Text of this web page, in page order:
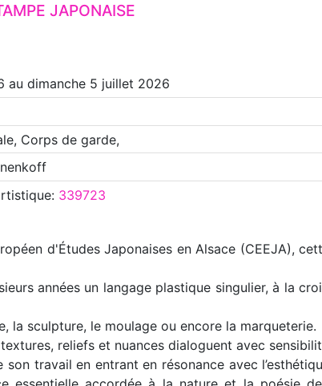
JAPONAISE
au dimanche 5 juillet 2026
Corps de garde,
: 339723
d'Études Japonaises en Alsace (CEEJA),
années un langage plastique singulier, à la
la sculpture, le moulage ou encore la marqueterie.
reliefs et nuances dialoguent avec
travail en entrant en résonance avec